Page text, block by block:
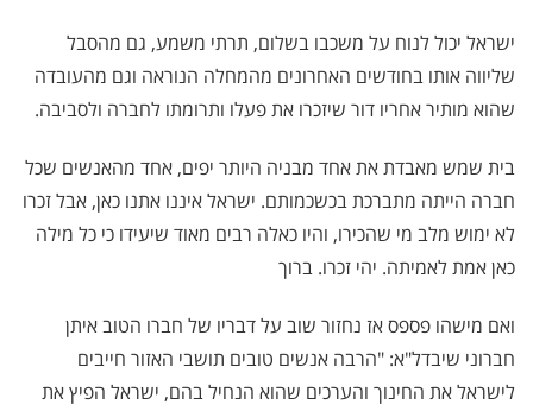
ישראל יכול לנוח על משכבו בשלום, תרתי משמע, גם מהסבל
שליווה אותו בחודשים האחרונים מהמחלה הנוראה וגם מהעובדה
שהוא מותיר אחריו דור שיזכרו את פעלו ותרומתו לחברה ולסביבה.
בית שמש מאבדת את אחד מבניה היותר יפים, אחד מהאנשים שכל
חברה הייתה מתברכת בכשכמותם. ישראל איננו אתנו כאן, אבל זכרו
לא ימוש מלב מי שהכירו, והיו כאלה רבים מאוד שיעידו כי כל מילה
כאן אמת לאמיתה. יהי זכרו. ברוך
ואם מישהו פספס אז נחזור שוב על דבריו של חברו הטוב איתן
חברוני שיבדל"א: "הרבה אנשים טובים תושבי האזור חייבים
לישראל את החינוך והערכים שהוא הנחיל בהם, ישראל הפיץ את